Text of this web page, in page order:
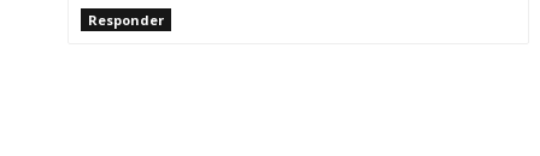
Responder